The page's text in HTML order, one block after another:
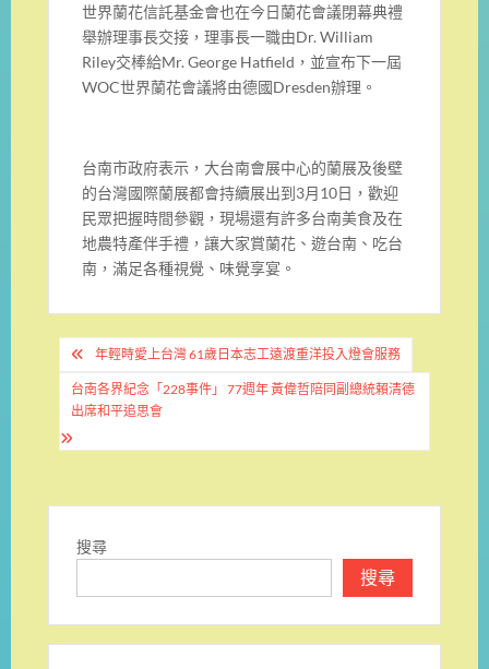
世界蘭花信託基金會也在今日蘭花會議閉幕典禮
舉辦理事長交接，理事長一職由Dr. William
Riley交棒給Mr. George Hatfield，並宣布下一屆
WOC世界蘭花會議將由德國Dresden辦理。
台南市政府表示，大台南會展中心的蘭展及後壁
的台灣國際蘭展都會持續展出到3月10日，歡迎
民眾把握時間參觀，現場還有許多台南美食及在
地農特產伴手禮，讓大家賞蘭花、遊台南、吃台
南，滿足各種視覺、味覺享宴。
文
章
導
覽
年輕時愛上台灣 61歲日本志工遠渡重洋投入燈會服務
台南各界紀念「228事件」 77週年 黃偉哲陪同副總統賴清德
出席和平追思會
搜尋
搜尋